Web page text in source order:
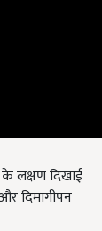
लक्षण दिखाई
दिमागीपन